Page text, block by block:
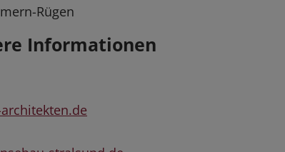
Rügen
Informationen